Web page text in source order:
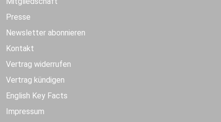
Presse
Newsletter abonnieren
Kontakt
Vertrag widerrufen
Vertrag kündigen
English Key Facts
Impressum